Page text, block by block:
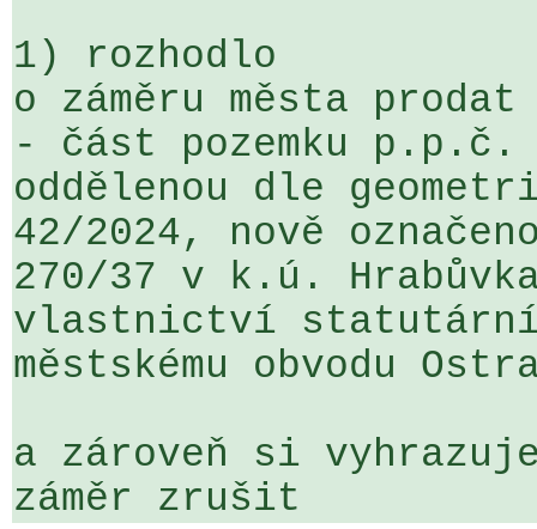
1) rozhodlo
o záměru města prodat
- část pozemku p.p.č.
oddělenou dle
42/2024, nově
270/37 v k.ú.
vlastnictví
městskému obvodu
a zároveň si
záměr zrušit